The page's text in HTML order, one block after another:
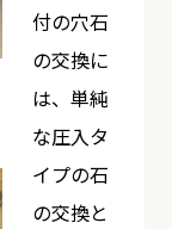
付の穴石
の交換に
は、単純
な圧入タ
イプの石
の交換と